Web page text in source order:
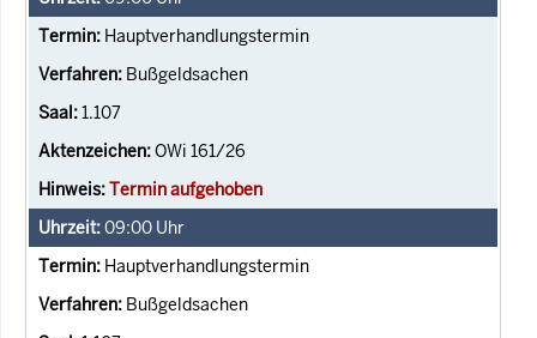
Hauptverhandlungstermin
Bußgeldsachen
1.107
OWi 161/26
Termin aufgehoben
09:00 Uhr
Hauptverhandlungstermin
Bußgeldsachen